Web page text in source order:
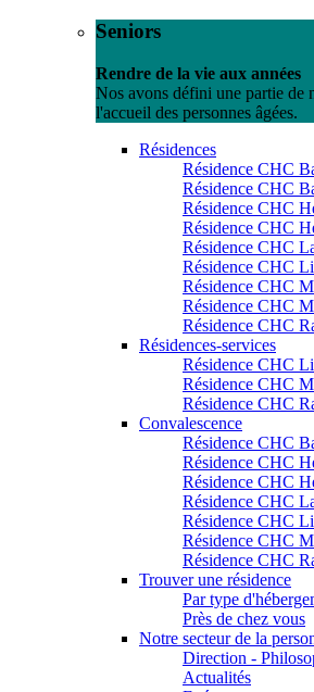
Seniors
Rendre de la vie aux années
Nos avons défini une partie de
l'accueil des personnes âgées.
Résidences
Résidence CHC
Résidence CHC
Résidence CHC
Résidence CHC
Résidence CHC
Résidence CHC
Résidence CHC
Résidence CHC
Résidence CHC
Résidences-services
Résidence CHC
Résidence CHC
Résidence CHC
Convalescence
Résidence CHC
Résidence CHC
Résidence CHC
Résidence CHC
Résidence CHC
Résidence CHC
Résidence CHC
Trouver une résidence
Par type
Près de chez vous
Notre secteur de la
Direction -
Actualités